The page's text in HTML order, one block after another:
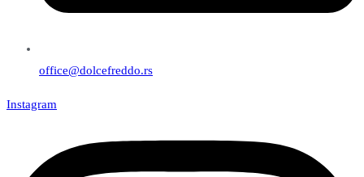
office@dolcefreddo.rs
Instagram